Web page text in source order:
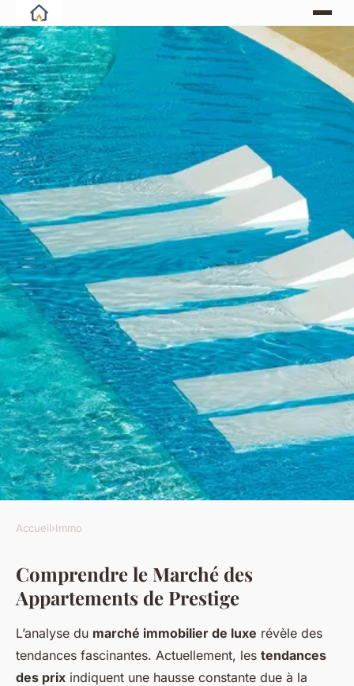
Investir dans un Appartement
de Prestige : Astuces et Points
Clés à Considérer
Antoine • 5 mars 2025 • 7 min de lecture
Accueil›Immo
Comprendre le Marché des
Appartements de Prestige
L’analyse du marché immobilier de luxe révèle des
tendances fascinantes. Actuellement, les tendances
des prix indiquent une hausse constante due à la